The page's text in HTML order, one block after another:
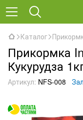
Каталог
Прикормка
Кукурудза
Артикул: NFS-008